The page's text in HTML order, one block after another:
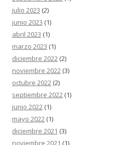
julio 2023 (2)
junio 2023 (1)
abril 2023 (1)
marzo 2023 (1)
diciembre 2022 (2)
noviembre 2022 (3)
octubre 2022 (2)
septiembre 2022 (1)
junio 2022 (1)
mayo 2022 (1)
diciembre 2021 (3)
noviembre 2021 (1)